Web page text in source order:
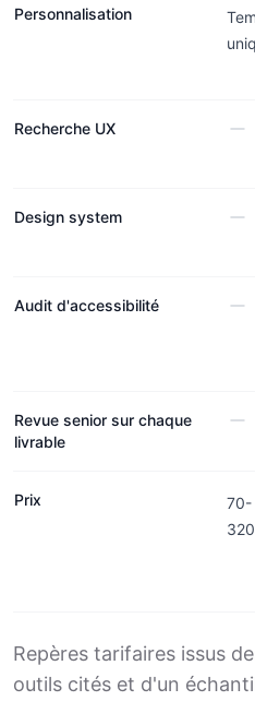
Personnalisation
Recherche UX
Design system
Audit d'accessibilité
Revue senior sur chaque
livrable
Prix
70-
Repères tarifaires issus
outils cités et d'un